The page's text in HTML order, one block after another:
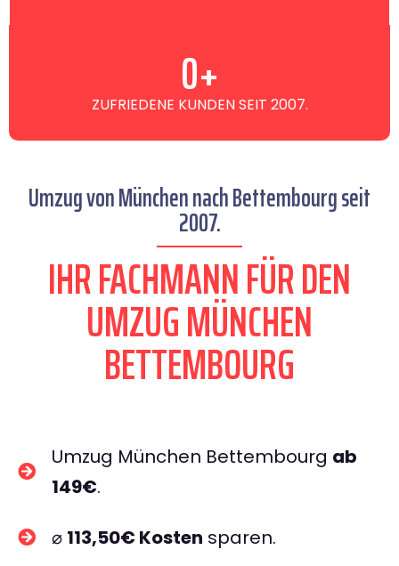
ZUFRIEDENE KUNDEN SEIT 2007.
0+
Umzug von München nach Bettembourg seit
2007.
IHR FACHMANN FÜR DEN
UMZUG MÜNCHEN
BETTEMBOURG
Umzug München Bettembourg ab
149€.
⌀ 113,50€ Kosten sparen.